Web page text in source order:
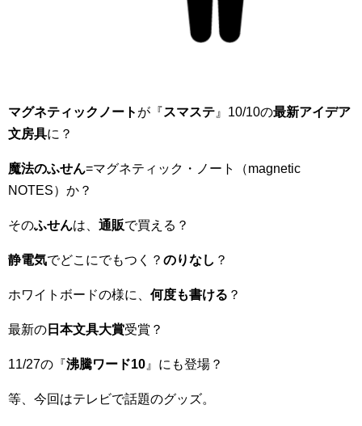
マグネティックノート が『スマステ 』10/10の最新アイデア
文房具に？
魔法のふせん=マグネティック・ノート（magnetic
NOTES）か？
そのふせんは、 通販で買える？
静電気でどこにでもつく？ のりなし ？
ホワイトボードの様に、 何度も書ける ？
最新の 日本文具大賞受賞？
11/27の『沸騰ワード10 』にも登場？
等、今回はテレビで話題のグッズ。